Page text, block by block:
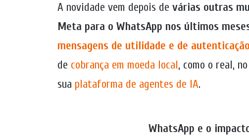
A novidade vem depois de várias outras
Meta para o WhatsApp nos últimos
mensagens de utilidade e de
de cobrança em moeda local, como o real,
sua plataforma de agentes de IA.
WhatsApp e o